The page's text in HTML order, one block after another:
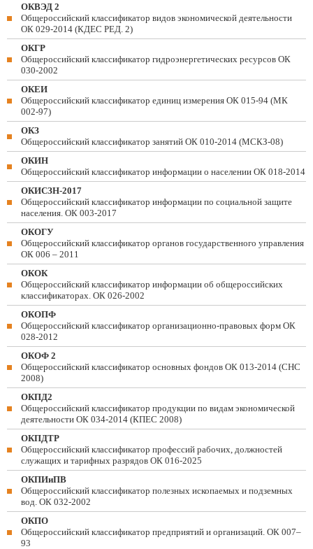
ОКВЭД 2
Общероссийский классификатор видов экономической деятельности
ОК 029-2014 (КДЕС РЕД. 2)
ОКГР
Общероссийский классификатор гидроэнергетических ресурсов ОК
030-2002
ОКЕИ
Общероссийский классификатор единиц измерения ОК 015-94 (МК
002-97)
ОКЗ
Общероссийский классификатор занятий ОК 010-2014 (МСКЗ-08)
ОКИН
Общероссийский классификатор информации о населении ОК 018-2014
ОКИСЗН-2017
Общероссийский классификатор информации по социальной защите
населения. ОК 003-2017
ОКОГУ
Общероссийский классификатор органов государственного управления
ОК 006 – 2011
ОКОК
Общероссийский классификатор информации об общероссийских
классификаторах. ОК 026-2002
ОКОПФ
Общероссийский классификатор организационно-правовых форм ОК
028-2012
ОКОФ 2
Общероссийский классификатор основных фондов ОК 013-2014 (СНС
2008)
ОКПД2
Общероссийский классификатор продукции по видам экономической
деятельности ОК 034-2014 (КПЕС 2008)
ОКПДТР
Общероссийский классификатор профессий рабочих, должностей
служащих и тарифных разрядов ОК 016-2025
ОКПИиПВ
Общероссийский классификатор полезных ископаемых и подземных
вод. ОК 032-2002
ОКПО
Общероссийский классификатор предприятий и организаций. ОК 007–
93